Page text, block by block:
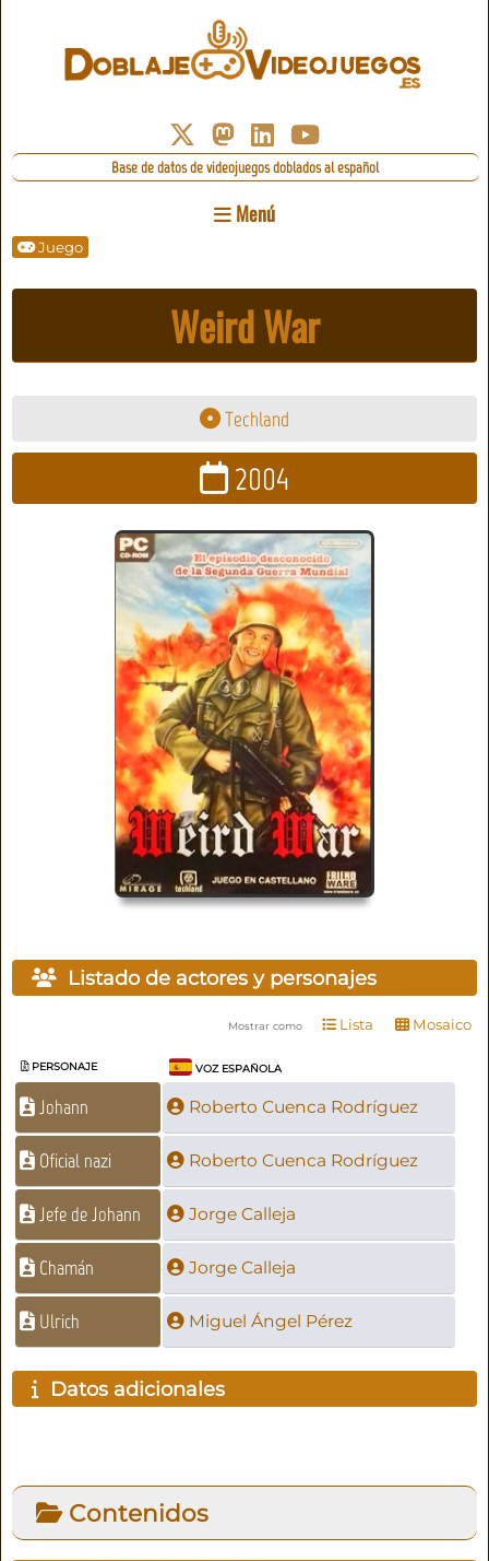
Base de datos de videojuegos doblados al español
Menú
Juego
Weird War
Techland
2004
Listado de actores y personajes
Mostrar como Lista Mosaico
PERSONAJE VOZ ESPAÑOLA
Johann Roberto Cuenca Rodríguez
Oficial nazi Roberto Cuenca Rodríguez
Jefe de Johann Jorge Calleja
Chamán Jorge Calleja
Ulrich Miguel Ángel Pérez
Datos adicionales
Contenidos